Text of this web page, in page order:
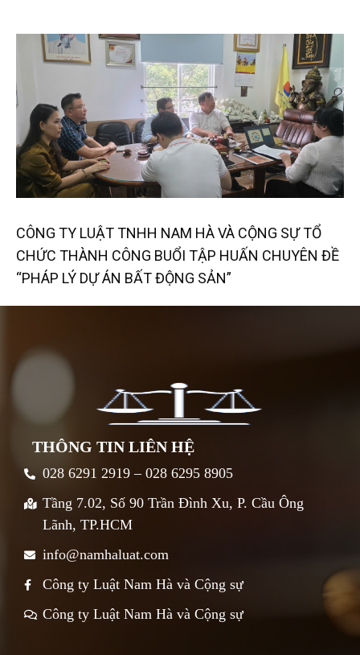
CÔNG TY LUẬT TNHH NAM HÀ VÀ CỘNG SỰ TỔ
CHỨC THÀNH CÔNG BUỔI TẬP HUẤN CHUYÊN ĐỀ
“PHÁP LÝ DỰ ÁN BẤT ĐỘNG SẢN”
THÔNG TIN LIÊN HỆ
028 6291 2919 – 028 6295 8905
Tầng 7.02, Số 90 Trần Đình Xu, P. Cầu Ông
Lãnh, TP.HCM
info@namhaluat.com
Công ty Luật Nam Hà và Cộng sự
Công ty Luật Nam Hà và Cộng sự